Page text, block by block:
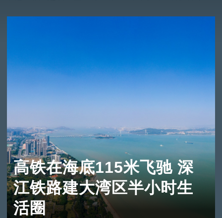
高铁在海底115米飞驰 深
江铁路建大湾区半小时生
活圈